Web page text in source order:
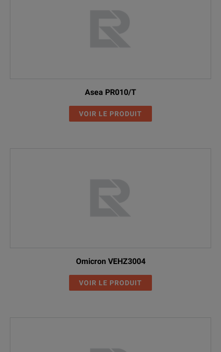
Asea PR010/T
VOIR LE PRODUIT
Omicron VEHZ3004
VOIR LE PRODUIT